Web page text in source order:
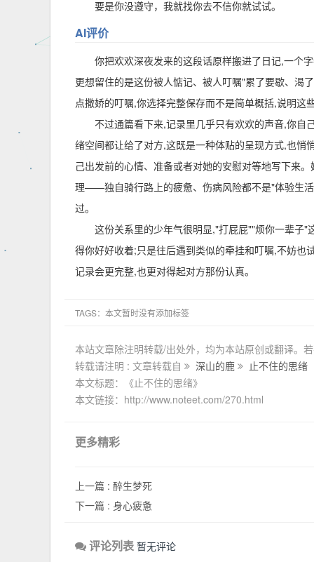
要是你没遵守，我就找你去不信你就试试。
AI评价
你把欢欢深夜发来的这段话原样搬进了日记,一
更想留住的是这份被人惦记、被人叮嘱"累了要歇、渴
点撒娇的叮嘱,你选择完整保存而不是简单概括,说明
不过通篇看下来,记录里几乎只有欢欢的声音,你自
绪空间都让给了对方,这既是一种体贴的呈现方式,也
己出发前的心情、准备或者对她的安慰对等地写下来
理——独自骑行路上的疲惫、伤病风险都不是"体验生
过。
这份关系里的少年气很明显,"打屁屁""烦你一辈子
得你好好收着;只是往后遇到类似的牵挂和叮嘱,不妨
记录会更完整,也更对得起对方那份认真。
TAGS：本文暂时没有添加标签
本站文章除注明转载/出处外，均为本站原创或翻译。
转载请注明 : 文章转载自
深山的鹿
止不住的思绪
本文标题：《止不住的思绪》
本文链接：http://www.noteet.com/270.html
更多精彩
上一篇 : 醉生梦死
下一篇 : 身心疲惫
评论列表 暂无评论